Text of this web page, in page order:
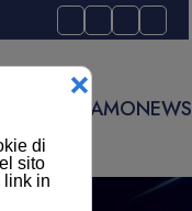
CHI SIAMONEWS